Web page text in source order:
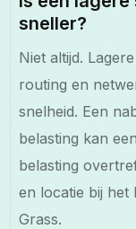
sneller?
Niet altijd.
routing en
snelheid. Een
belasting kan
belasting
en locatie bij het
Grass.